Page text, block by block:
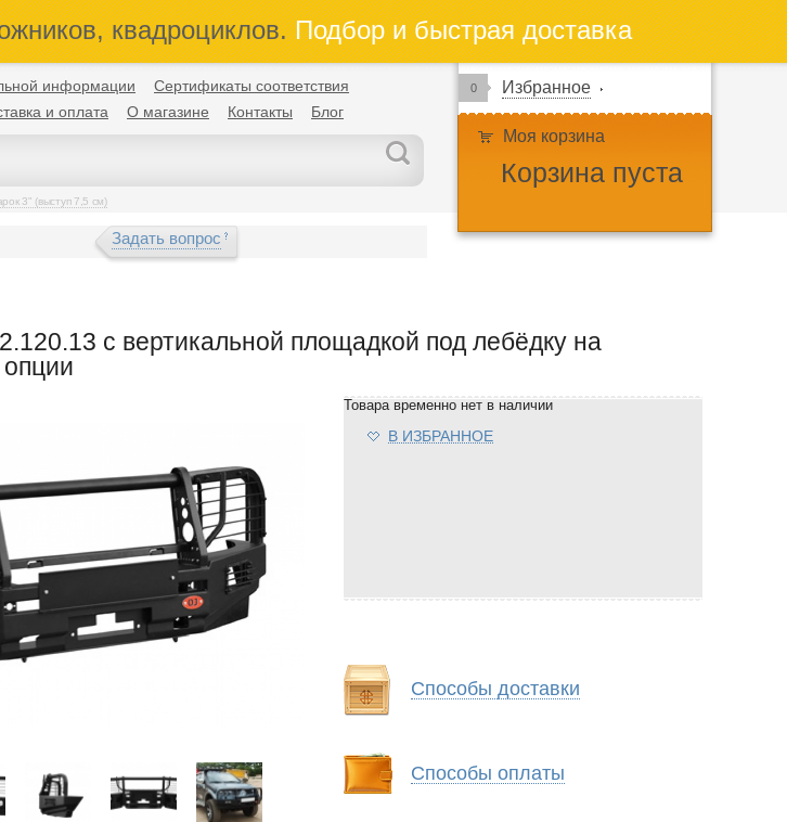
квадроциклов.Подбор и быстрая доставка
информации
Сертификаты соответствия
и оплата О магазине Контакты Блог
3" (выступ 7,5 см)
0 Избранное
Моя корзина
Корзина пуста
Задать вопрос
с вертикальной площадкой под лебёдку на
Товара временно нет в наличии
В ИЗБРАННОЕ
Способы доставки
Способы оплаты